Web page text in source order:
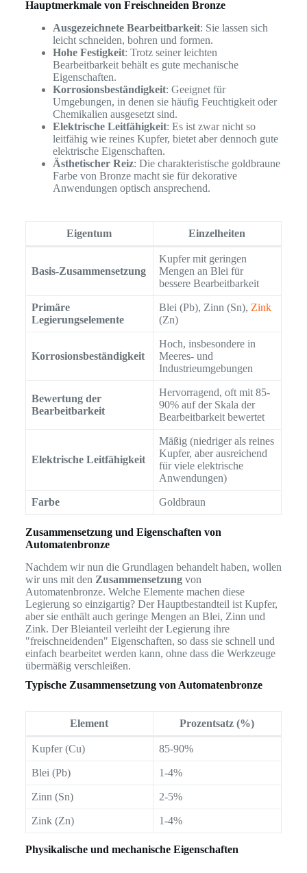
Hauptmerkmale von Freischneiden Bronze
Ausgezeichnete Bearbeitbarkeit: Sie lassen sich
leicht schneiden, bohren und formen.
Hohe Festigkeit: Trotz seiner leichten
Bearbeitbarkeit behält es gute mechanische
Eigenschaften.
Korrosionsbeständigkeit: Geeignet für
Umgebungen, in denen sie häufig Feuchtigkeit oder
Chemikalien ausgesetzt sind.
Elektrische Leitfähigkeit: Es ist zwar nicht so
leitfähig wie reines Kupfer, bietet aber dennoch gute
elektrische Eigenschaften.
Ästhetischer Reiz: Die charakteristische goldbraune
Farbe von Bronze macht sie für dekorative
Anwendungen optisch ansprechend.
Eigentum Einzelheiten
Basis-Zusammensetzung
Kupfer mit geringen
Mengen an Blei für
bessere Bearbeitbarkeit
Primäre
Legierungselemente
Blei (Pb), Zinn (Sn), Zink
(Zn)
Korrosionsbeständigkeit
Hoch, insbesondere in
Meeres- und
Industrieumgebungen
Bewertung der
Bearbeitbarkeit
Hervorragend, oft mit 85-
90% auf der Skala der
Bearbeitbarkeit bewertet
Elektrische Leitfähigkeit
Mäßig (niedriger als reines
Kupfer, aber ausreichend
für viele elektrische
Anwendungen)
Farbe Goldbraun
Zusammensetzung und Eigenschaften von
Automatenbronze
Nachdem wir nun die Grundlagen behandelt haben, wollen
wir uns mit den Zusammensetzungvon
Automatenbronze. Welche Elemente machen diese
Legierung so einzigartig? Der Hauptbestandteil ist Kupfer,
aber sie enthält auch geringe Mengen an Blei, Zinn und
Zink. Der Bleianteil verleiht der Legierung ihre
"freischneidenden" Eigenschaften, so dass sie schnell und
einfach bearbeitet werden kann, ohne dass die Werkzeuge
übermäßig verschleißen.
Typische Zusammensetzung von Automatenbronze
Element Prozentsatz (%)
Kupfer (Cu) 85-90%
Blei (Pb) 1-4%
Zinn (Sn) 2-5%
Zink (Zn) 1-4%
Physikalische und mechanische Eigenschaften